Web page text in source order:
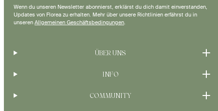
Wenn du unseren Newsletter abonnierst, erklärst du dich damit einverstanden,
Updates von Florea zu erhalten. Mehr über unsere Richtlinien erfährst du in
unseren Allgemeinen Geschäftsbedingungen.
ÜBER UNS
INFO
COMMUNITY